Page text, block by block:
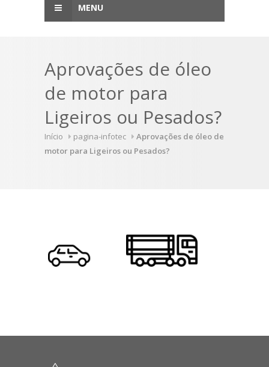
MENU
Aprovações de óleo
de motor para
Ligeiros ou Pesados?
Início pagina-infotec
Aprovações de óleo de
motor para Ligeiros ou Pesados?